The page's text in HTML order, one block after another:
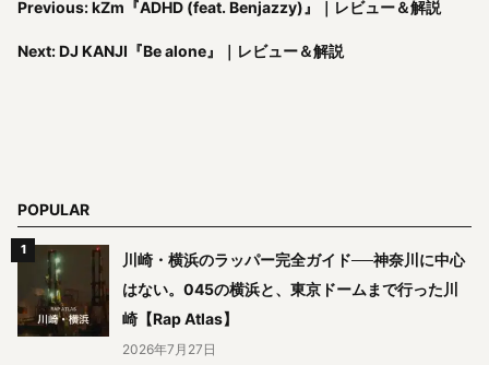
Previous: kZm『ADHD (feat. Benjazzy)』｜レビュー＆解説
Next: DJ KANJI『Be alone』｜レビュー＆解説
POPULAR
川崎・横浜のラッパー完全ガイド──神奈川に中心
はない。045の横浜と、東京ドームまで行った川
崎【Rap Atlas】
2026年7月27日